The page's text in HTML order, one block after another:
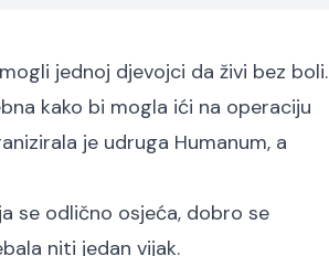
jednoj djevojci da živi bez boli.
kako bi mogla ići na operaciju
je udruga Humanum, a
se odlično osjeća, dobro se
niti jedan vijak.